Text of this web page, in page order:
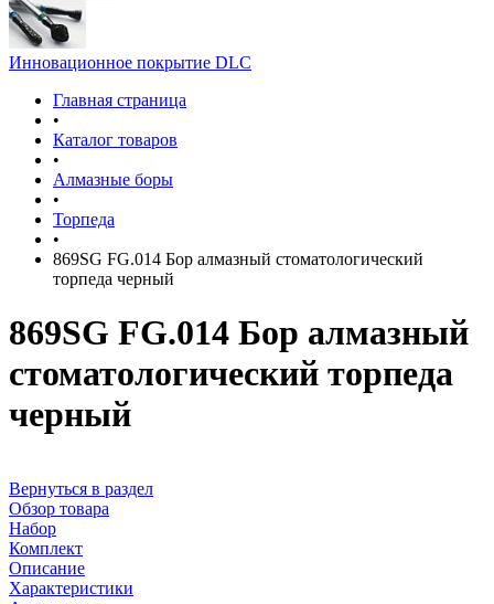
Инновационное покрытие DLC
Главная страница
•
Каталог товаров
•
Алмазные боры
•
Торпеда
•
869SG FG.014 Бор алмазный стоматологический
торпеда черный
869SG FG.014 Бор алмазный
стоматологический торпеда
черный
Вернуться в раздел
Обзор товара
Набор
Комплект
Описание
Характеристики